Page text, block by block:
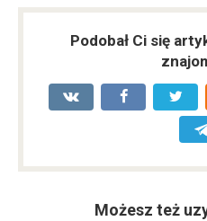
Podobał Ci się
Możesz też